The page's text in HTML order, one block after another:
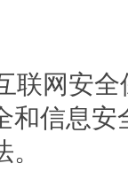
联网安
和信息安